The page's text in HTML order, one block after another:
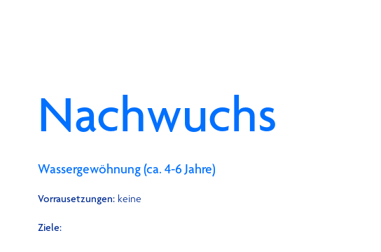
Nachwuchs
Wassergewöhnung (ca. 4-6 Jahre)
Vorrausetzungen:keine
Ziele: